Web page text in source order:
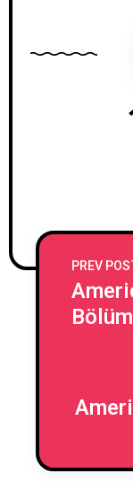
PREV